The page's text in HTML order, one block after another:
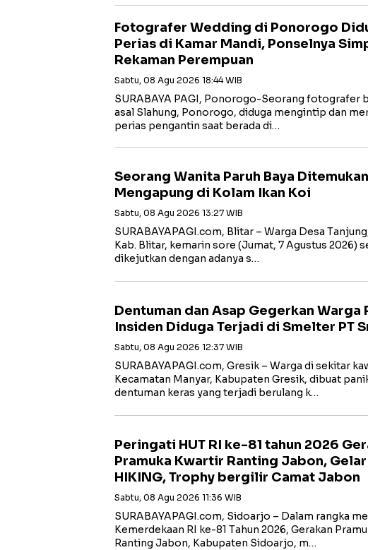
Fotografer Wedding di Ponorogo
Perias di Kamar Mandi, Ponselnya
Rekaman Perempuan
Sabtu, 08 Agu 2026 18:44 WIB
SURABAYA PAGI, Ponorogo-Seorang fotografer
asal Slahung, Ponorogo, diduga mengintip dan
perias pengantin saat berada di…
Seorang Wanita Paruh Baya
Mengapung di Kolam Ikan Koi
Sabtu, 08 Agu 2026 13:27 WIB
SURABAYAPAGI.com, Blitar – Warga Desa
Kab. Blitar, kemarin sore (Jumat, 7 Agustus 2026)
dikejutkan dengan adanya s…
Dentuman dan Asap Gegerkan Warga
Insiden Diduga Terjadi di Smelter PT
Sabtu, 08 Agu 2026 12:37 WIB
SURABAYAPAGI.com, Gresik – Warga di sekitar
Kecamatan Manyar, Kabupaten Gresik, dibuat
dentuman keras yang terjadi berulang k…
Peringati HUT RI ke-81 tahun 2026
Pramuka Kwartir Ranting Jabon, Gelar
HIKING, Trophy bergilir Camat Jabon
Sabtu, 08 Agu 2026 11:36 WIB
SURABAYAPAGI.com, Sidoarjo – Dalam rangka
Kemerdekaan RI ke-81 Tahun 2026, Gerakan
Ranting Jabon, Kabupaten Sidoarjo, m…